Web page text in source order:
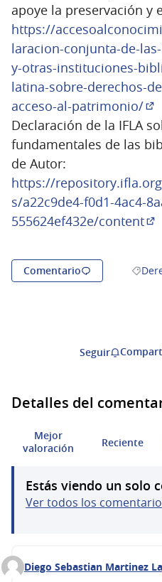
apoye la preservación y
https://
laracion-conjunta-de-
y-otras-instituciones-
latina-sobre-derechos-
acceso-al-patrimonio/
Declaración de la IFLA
fundamentales de las
de Autor:
https://
s/a22c9de4-f0d1-4ac4-
555624ef432e/content
Comentario
Seguir
Detalles del
Mejor
valoración
Reciente
Estás viendo un solo
Ver todos los
Comentario 668
Diego Sebastian Martinez